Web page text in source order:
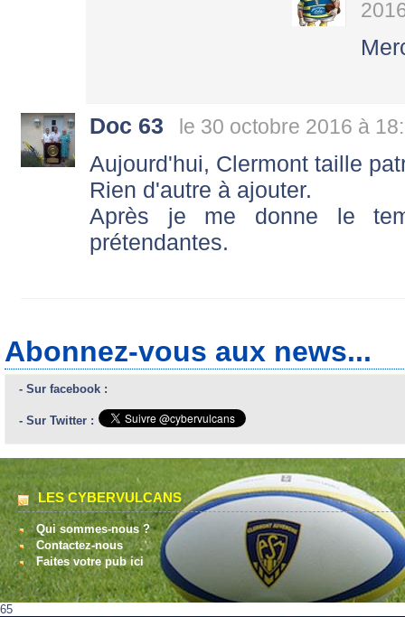
Doc 63 le 30 octobre 2016 à
Aujourd'hui, Clermont taille
Rien d'autre à ajouter.
Après je me donne le
prétendantes.
Abonnez-vous aux news...
- Sur facebook :
- Sur Twitter :
LES CYBERVULCANS
Qui sommes-nous ?
Contactez-nous
Faites votre pub ici
65